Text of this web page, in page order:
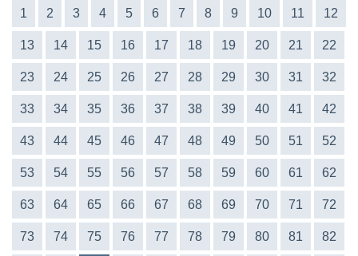
1 2 3 4 5 6 7 8 9 10 11 12
13 14 15 16 17 18 19 20 21 22
23 24 25 26 27 28 29 30 31 32
33 34 35 36 37 38 39 40 41 42
43 44 45 46 47 48 49 50 51 52
53 54 55 56 57 58 59 60 61 62
63 64 65 66 67 68 69 70 71 72
73 74 75 76 77 78 79 80 81 82